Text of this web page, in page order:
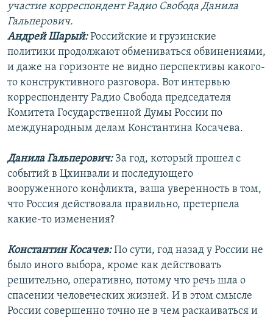
участие корреспондент Радио Свобода Данила
Гальперович.
Андрей Шарый:Российские и грузинские
политики продолжают обмениваться обвинениями,
и даже на горизонте не видно перспективы какого-
то конструктивного разговора. Вот интервью
корреспонденту Радио Свобода председателя
Комитета Государственной Думы России по
международным делам Константина Косачева.
Данила Гальперович: За год, который прошел с
событий в Цхинвали и последующего
вооруженного конфликта, ваша уверенность в том,
что Россия действовала правильно, претерпела
какие-то изменения?
Константин Косачев:По сути, год назад у России не
было иного выбора, кроме как действовать
решительно, оперативно, потому что речь шла о
спасении человеческих жизней. И в этом смысле
России совершенно точно не в чем раскаиваться и